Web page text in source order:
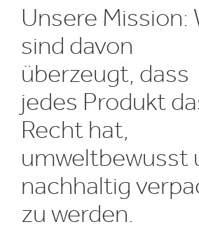
Unsere Mission:
sind davon
überzeugt, dass
jedes Produkt
Recht hat,
umweltbewusst
nachhaltig
zu werden.